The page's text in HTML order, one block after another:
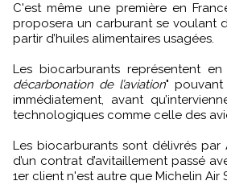
C'est même une première en
proposera un carburant se voulant
partir d’huiles alimentaires usagées.
Les biocarburants représentent
décarbonation de l’aviation" pouvant
immédiatement, avant
technologiques comme celle des
Les biocarburants sont délivrés
d’un contrat d’avitaillement passé
1er client n'est autre que Michelin Air